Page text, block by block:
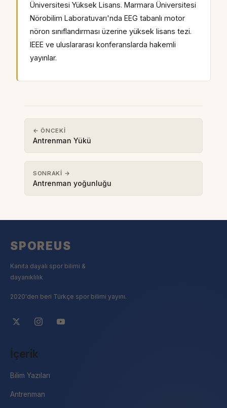
Üniversitesi Yüksek Lisans. Marmara Üniversitesi
Nörobilim Laboratuvarı'nda EEG tabanlı motor
nöron sınıflandırması üzerine yüksek lisans tezi.
IEEE ve uluslararası konferanslarda hakemli
yayınlar.
← ÖNCEKI
Antrenman Yükü
SONRAKI →
Antrenman yoğunluğu
SPOREUS
Kanıta dayalı spor bilimi &
dayanıklılık
2020'den beri Türkçe spor bilimi yayını.
İçerik
Bilim Yazıları
Antrenman